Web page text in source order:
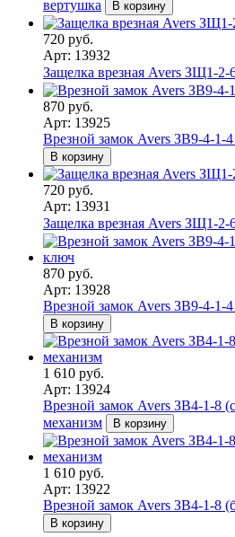
вертушка
В корзину
720 руб.
Арт: 13932
Защелка врезная Avers ЗЩ1-2-
870 руб.
Арт: 13925
Врезной замок Avers ЗВ9-4-1-
В корзину
720 руб.
Арт: 13931
Защелка врезная Avers ЗЩ1-2-
870 руб.
Арт: 13928
Врезной замок Avers ЗВ9-4-1-
В корзину
1 610 руб.
Арт: 13924
Врезной замок Avers ЗВ4-1-8
механизм
В корзину
1 610 руб.
Арт: 13922
Врезной замок Avers ЗВ4-1-8
В корзину